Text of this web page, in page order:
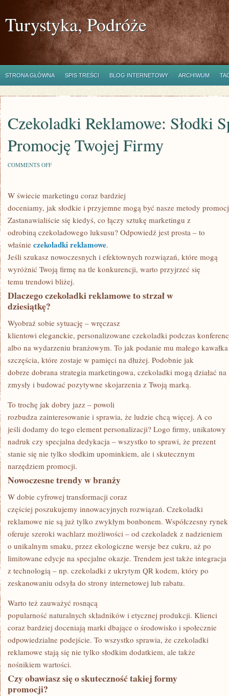
Turystyka, Podróże
STRONA GŁÓWNA SPIS TREŚCI BLOG INTERNETOWY ARCHIWUM
Czekoladki Reklamowe: Słodki
Promocję Twojej Firmy
COMMENTS OFFON
SPOSÓB
PROMOCJĘ
TWOJEJ
FIRMY
W świecie marketingu coraz bardziej
doceniamy, jak słodkie i przyjemne mogą być nasze metody
Zastanawialiście się kiedyś, co łączy sztukę marketingu z
odrobiną czekoladowego luksusu? Odpowiedź jest prosta – to
właśnie czekoladki reklamowe.
Jeśli szukasz nowoczesnych i efektownych rozwiązań, które mogą
wyróżnić Twoją firmę na tle konkurencji, warto przyjrzeć się
temu trendowi bliżej.
Dlaczego czekoladki reklamowe to strzał w
dziesiątkę?
Wyobraź sobie sytuację – wręczasz
klientowi eleganckie, personalizowane czekoladki podczas
albo na wydarzeniu branżowym. To jak podanie mu małego kawałka
szczęścia, które zostaje w pamięci na dłużej. Podobnie jak
dobrze dobrana strategia marketingowa, czekoladki mogą działać na
zmysły i budować pozytywne skojarzenia z Twoją marką.
To trochę jak dobry jazz – powoli
rozbudza zainteresowanie i sprawia, że ludzie chcą więcej. A co
jeśli dodamy do tego element personalizacji? Logo firmy, unikatowy
nadruk czy specjalna dedykacja – wszystko to sprawi, że prezent
stanie się nie tylko słodkim upominkiem, ale i skutecznym
narzędziem promocji.
Nowoczesne trendy w branży
W dobie cyfrowej transformacji coraz
częściej poszukujemy innowacyjnych rozwiązań. Czekoladki
reklamowe nie są już tylko zwykłym bonbonem. Współczesny rynek
oferuje szeroki wachlarz możliwości – od czekoladek z nadzieniem
o unikalnym smaku, przez ekologiczne wersje bez cukru, aż po
limitowane edycje na specjalne okazje. Trendem jest także integracja
z technologią – np. czekoladki z ukrytym QR kodem, który po
zeskanowaniu odsyła do strony internetowej lub rabatu.
Warto też zauważyć rosnącą
popularność naturalnych składników i etycznej produkcji. Klienci
coraz bardziej doceniają marki dbające o środowisko i społecznie
odpowiedzialne podejście. To wszystko sprawia, że czekoladki
reklamowe stają się nie tylko słodkim dodatkiem, ale także
nośnikiem wartości.
Czy obawiasz się o skuteczność takiej formy
promocji?